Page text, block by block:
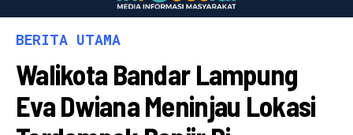
BERITA UTAMA
Walikota Bandar Lampung
Eva Dwiana Meninjau Lokasi